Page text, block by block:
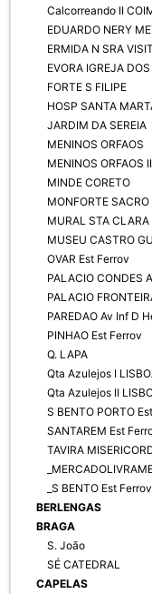
Calcorreando II
EDUARDO NERY
ERMIDA N SRA
EVORA IGREJA
FORTE S FILIPE
HOSP SANTA
JARDIM DA SEREIA
MENINOS ORFAOS
MENINOS ORFAOS
MINDE CORETO
MONFORTE SACRO
MURAL STA CLARA
MUSEU CASTRO
OVAR Est Ferrov
PALACIO CONDES
PALACIO
PAREDAO Av Inf D
PINHAO Est Ferrov
Q. LAPA
Qta Azulejos I
Qta Azulejos II
S BENTO PORTO
SANTAREM Est
TAVIRA
_S BENTO Est Ferrov
BERLENGAS
BRAGA
S. João
SÉ CATEDRAL
CAPELAS